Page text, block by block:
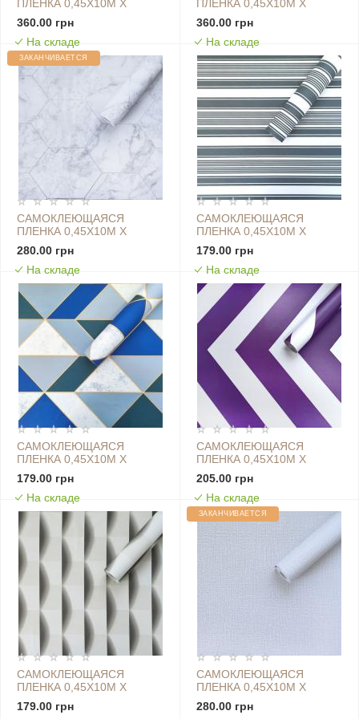
ПЛЕНКА 0,45Х10М Х
0,07ММ СЕРЕБРЯНЫЕ
КРУГИ SW-00001201
360.00 грн
На складе
ПЛЕНКА 0,45Х10М Х
0,07ММ СЕРЫЙ КАМЕНЬ
SW-00001238
360.00 грн
На складе
ЗАКАНЧИВАЕТСЯ
САМОКЛЕЮЩАЯСЯ
ПЛЕНКА 0,45Х10М Х
0,07ММ СЕРЫЙ МРАМОР
СЕРЕБРЯНЫЕ СОТЫ SW-
00001213
280.00 грн
На складе
САМОКЛЕЮЩАЯСЯ
ПЛЕНКА 0,45Х10М Х
0,07ММ СЕРЫЙ ШИФЕР
SW-00001210
179.00 грн
На складе
САМОКЛЕЮЩАЯСЯ
ПЛЕНКА 0,45Х10М Х
0,07ММ СИНИЕ
ТРЕУГОЛЬНИКИ SW-
00001224
179.00 грн
На складе
САМОКЛЕЮЩАЯСЯ
ПЛЕНКА 0,45Х10М Х
0,07ММ СЛИВОВАЯ SW-
00001222
205.00 грн
На складе
САМОКЛЕЮЩАЯСЯ
ПЛЕНКА 0,45Х10М Х
0,07ММ ТЕКСТИЛЬНЫЙ
SW-00001229
179.00 грн
ЗАКАНЧИВАЕТСЯ
САМОКЛЕЮЩАЯСЯ
ПЛЕНКА 0,45Х10М Х
0,07ММ ТЕКСТУРНАЯ
СЕРАЯ SW-00001228
280.00 грн